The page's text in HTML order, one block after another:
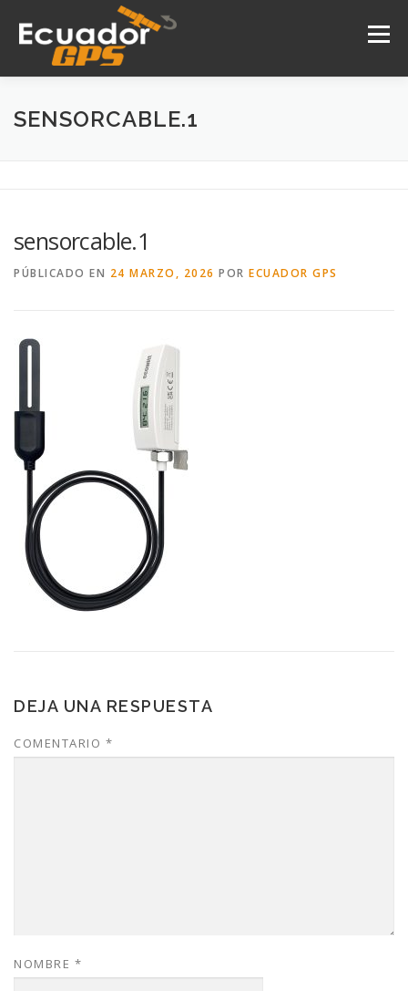
contenido
Menú
INICIO NOSOTROS
SENSORCABLE.1
sensorcable.1
PÚBLICADO EN 24 MARZO, 2026 POR ECUADOR GPS
DEJA UNA RESPUESTA
COMENTARIO *
NOMBRE *